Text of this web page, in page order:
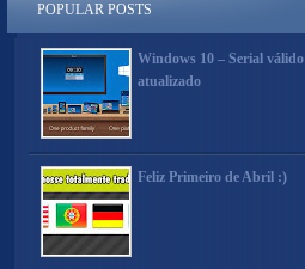
POPULAR POSTS
Windows 10 – Serial válido
atualizado
Feliz Primeiro de Abril :)